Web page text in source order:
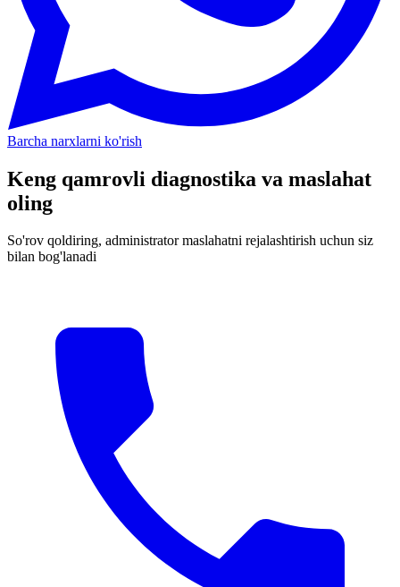
Barcha narxlarni ko'rish
Keng qamrovli diagnostika va maslahat
oling
So'rov qoldiring, administrator maslahatni rejalashtirish uchun siz
bilan bog'lanadi